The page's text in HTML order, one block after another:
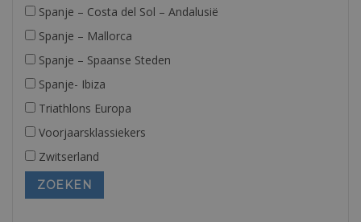
Spanje – Costa del Sol – Andalusië
Spanje – Mallorca
Spanje – Spaanse Steden
Spanje- Ibiza
Triathlons Europa
Voorjaarsklassiekers
Zwitserland